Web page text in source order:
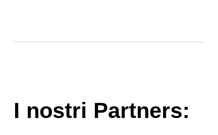
I nostri Partners: